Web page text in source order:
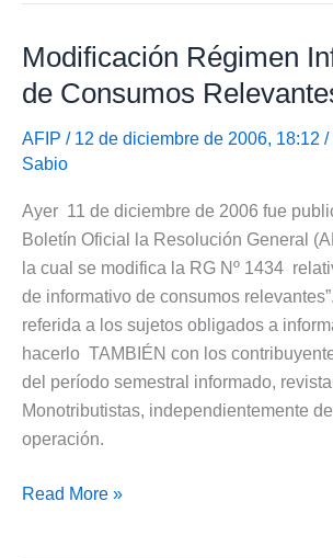
Inmobiliarias
Modificación Régimen
de Consumos
AFIP / 12 de diciembre de 2006, 18:12 /
Sabio
Ayer 11 de diciembre de 2006 fue
Boletín Oficial la Resolución General
la cual se modifica la RG Nº 1434
de informativo de consumos
referida a los sujetos obligados a
hacerlo TAMBIÉN con los
del período semestral informado,
Monotributistas, independientemente
operación.
Modificación
Read More »